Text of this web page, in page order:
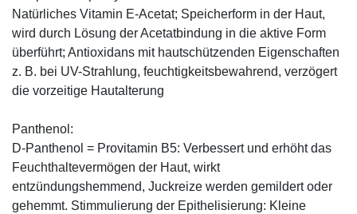
Natürliches Vitamin E-Acetat; Speicherform in der Haut,
wird durch Lösung der Acetatbindung in die aktive Form
überführt; Antioxidans mit hautschützenden Eigenschaften
z. B. bei UV-Strahlung, feuchtigkeitsbewahrend, verzögert
die vorzeitige Hautalterung
Panthenol:
D-Panthenol = Provitamin B5: Verbessert und erhöht das
Feuchthaltevermögen der Haut, wirkt
entzündungshemmend, Juckreize werden gemildert oder
gehemmt. Stimmulierung der Epithelisierung: Kleine